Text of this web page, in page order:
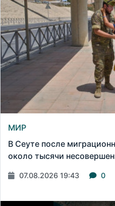
МИР
В Сеуте после
около тысячи
07.08.2026 19:43 0